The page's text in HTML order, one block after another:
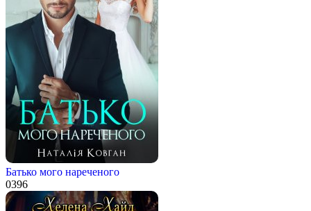
Батько мого нареченого
0396